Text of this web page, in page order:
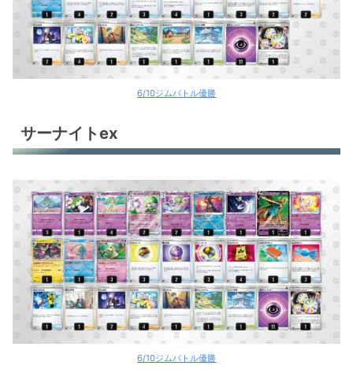
6/10ジムバトル優勝
サーナイトex
6/10ジムバトル優勝